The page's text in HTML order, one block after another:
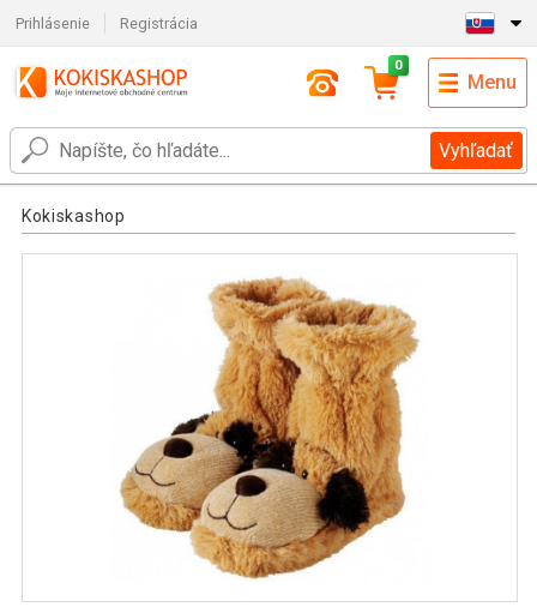
Prihlásenie Registrácia
Vyhľadať
0
Menu
Kokiskashop